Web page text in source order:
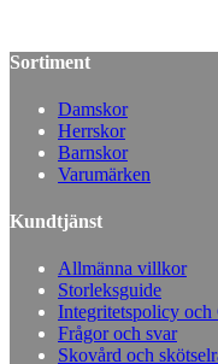
Sortiment
Damskor
Herrskor
Barnskor
Varumärken
Kundtjänst
Allmänna villkor
Storleksguide
Integritetspolicy och
Frågor och svar
Skovård och